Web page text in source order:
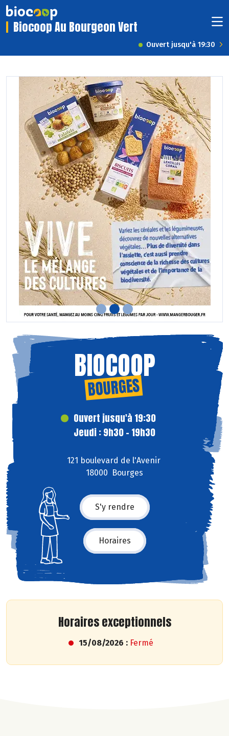
Biocoop Au Bourgeon Vert
Ouvert jusqu'à 19:30
Previous Next
BIOCOOP
BOURGES
Ouvert jusqu'à 19:30
Jeudi : 9h30 - 19h30
121 boulevard de l'Avenir
18000 Bourges
S'y rendre
Horaires
Horaires exceptionnels
15/08/2026 : Fermé